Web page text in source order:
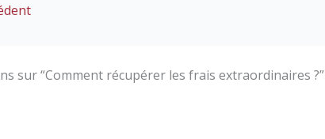
sur “Comment récupérer les frais extraordinaires ?”